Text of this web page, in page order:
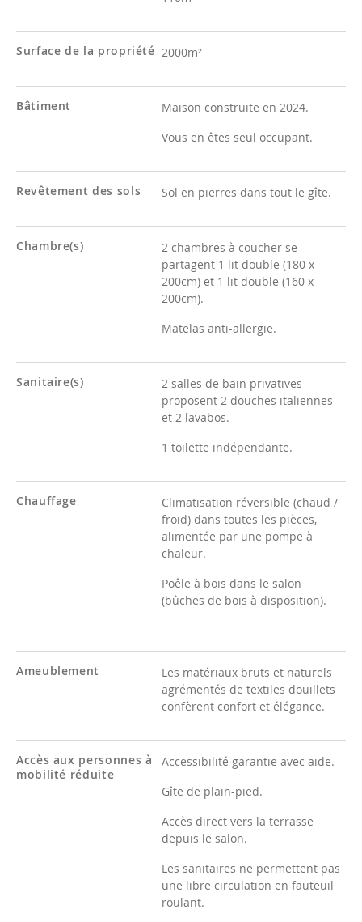
Surface de la propriété 2000m²
Bâtiment
Maison construite en 2024.
Vous en êtes seul occupant.
Revêtement des sols Sol en pierres dans tout le gîte.
Chambre(s)
2 chambres à coucher se
partagent 1 lit double (180 x
200cm) et 1 lit double (160 x
200cm).
Matelas anti-allergie.
Sanitaire(s)
2 salles de bain privatives
proposent 2 douches italiennes
et 2 lavabos.
1 toilette indépendante.
Chauffage
Climatisation réversible (chaud /
froid) dans toutes les pièces,
alimentée par une pompe à
chaleur.
Poêle à bois dans le salon
(bûches de bois à disposition).
Ameublement
Les matériaux bruts et naturels
agrémentés de textiles douillets
confèrent confort et élégance.
Accès aux personnes à
mobilité réduite
Accessibilité garantie avec aide.
Gîte de plain-pied.
Accès direct vers la terrasse
depuis le salon.
Les sanitaires ne permettent pas
une libre circulation en fauteuil
roulant.